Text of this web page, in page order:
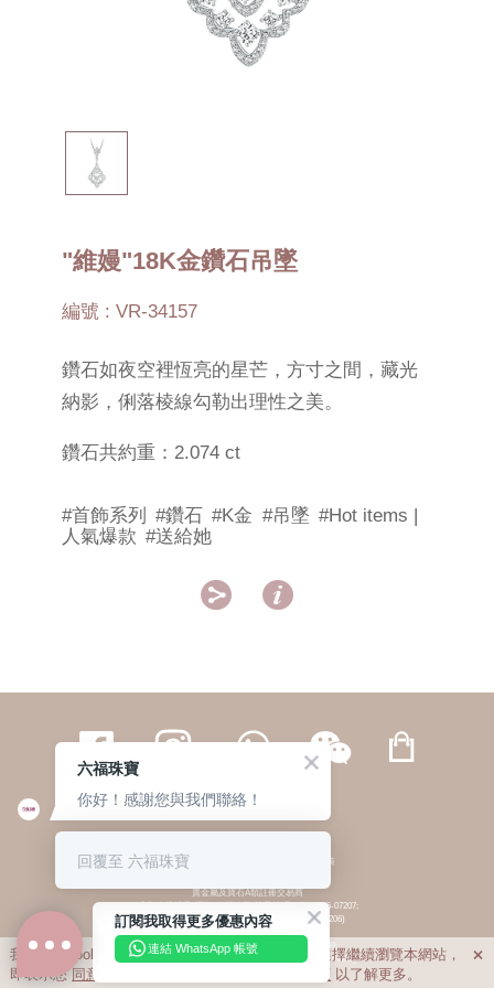
"維嫚"18K金鑽石吊墜
編號 : VR-34157
鑽石如夜空裡恆亮的星芒，方寸之間，藏光
納影，俐落棱線勾勒出理性之美。
鑽石共約重：2.074 ct
#首飾系列 #鑽石 #K金 #吊墜 #Hot items |
人氣爆款 #送給她
 
繁體 | 簡体
© 六福集團 版權所有 不得轉載 私隱政策
貴金屬及寶石A類註冊交易商
(六福企業禮品(國際)有限公司-註冊號碼:A-B-24-05-07207;
六福電子商貿有限公司-註冊號碼:A-B-24-05-07206)
貴金屬及寶石B類註冊交易商
(六福集團有限公司-註冊號碼:B-B-24-05-07258;
六福珠寶金行(香港)有限公司-註冊號碼:B-B-24-05-07259)
我們利用cookies為您提供最佳的瀏覽體驗。若您選擇繼續瀏覽本網站，
即表示您 同意 私隱政策 以了解更多。

訂閱我取得更多優惠內容
連結 WhatsApp 帳號
六福珠寶
你好！感謝您與我們聯絡！
回覆至 六福珠寶